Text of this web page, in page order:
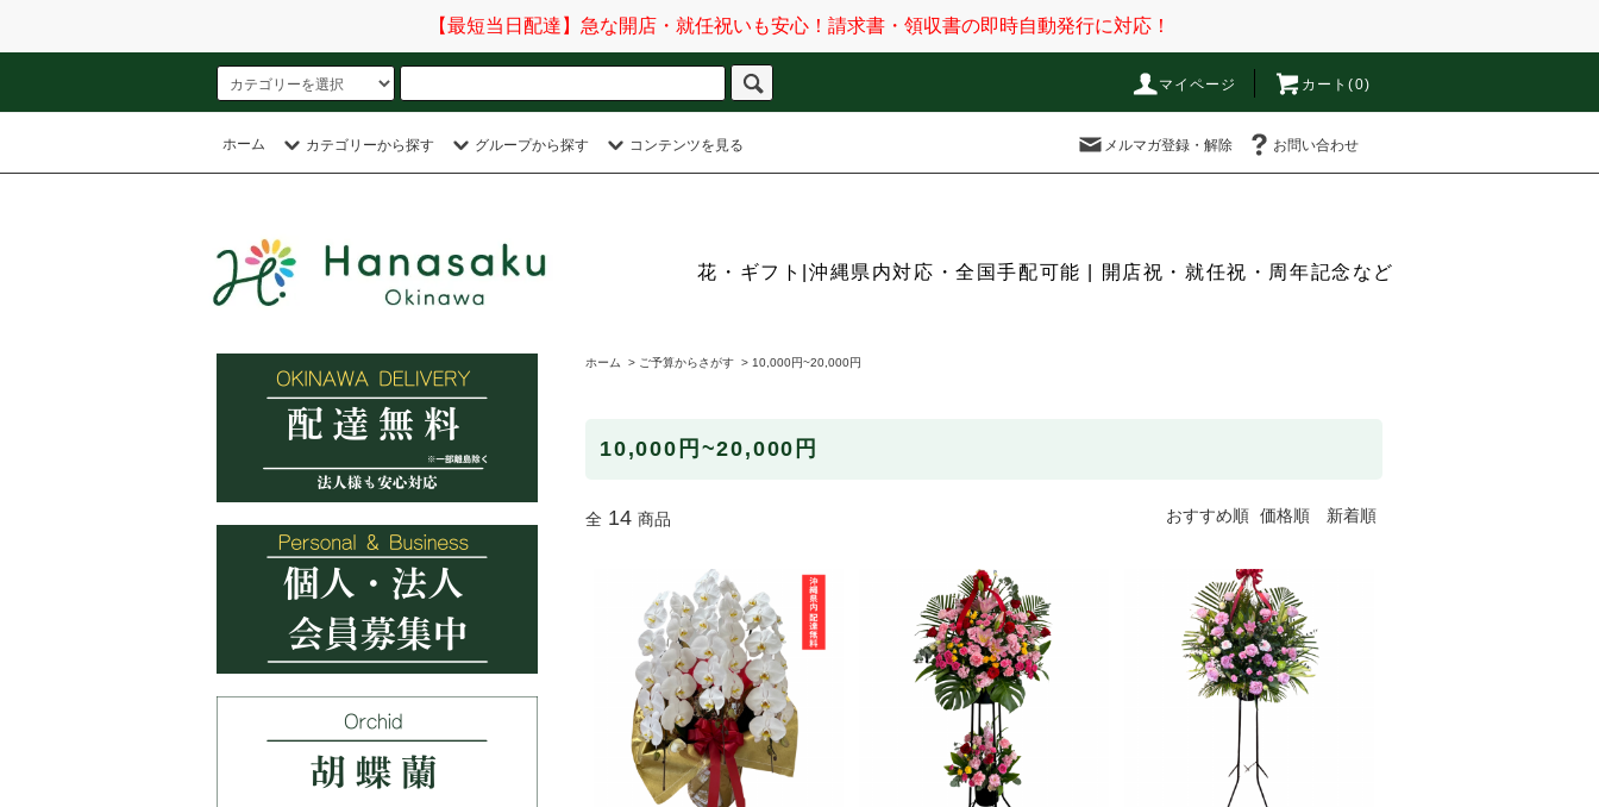
【最短当日配達】急な開店・就任祝いも安心！請求書・領収書の即時自動発行に対応！
マイページ カート(0)
ホーム カテゴリーから探す グループから探す コンテンツを見る メルマガ登録・解除 お問い合わせ
花・ギフト|沖縄県内対応・全国手配可能 | 開店祝・就任祝・周年記念など
ホーム > ご予算からさがす > 10,000円~20,000円
10,000円~20,000円
全 14 商品 おすすめ順 価格順 新着順